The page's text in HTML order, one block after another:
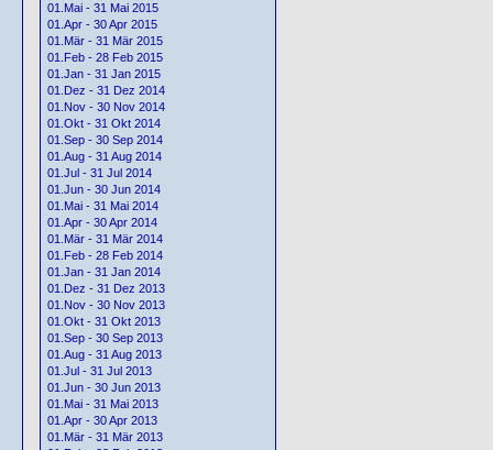
01.Mai - 31 Mai 2015
01.Apr - 30 Apr 2015
01.Mär - 31 Mär 2015
01.Feb - 28 Feb 2015
01.Jan - 31 Jan 2015
01.Dez - 31 Dez 2014
01.Nov - 30 Nov 2014
01.Okt - 31 Okt 2014
01.Sep - 30 Sep 2014
01.Aug - 31 Aug 2014
01.Jul - 31 Jul 2014
01.Jun - 30 Jun 2014
01.Mai - 31 Mai 2014
01.Apr - 30 Apr 2014
01.Mär - 31 Mär 2014
01.Feb - 28 Feb 2014
01.Jan - 31 Jan 2014
01.Dez - 31 Dez 2013
01.Nov - 30 Nov 2013
01.Okt - 31 Okt 2013
01.Sep - 30 Sep 2013
01.Aug - 31 Aug 2013
01.Jul - 31 Jul 2013
01.Jun - 30 Jun 2013
01.Mai - 31 Mai 2013
01.Apr - 30 Apr 2013
01.Mär - 31 Mär 2013